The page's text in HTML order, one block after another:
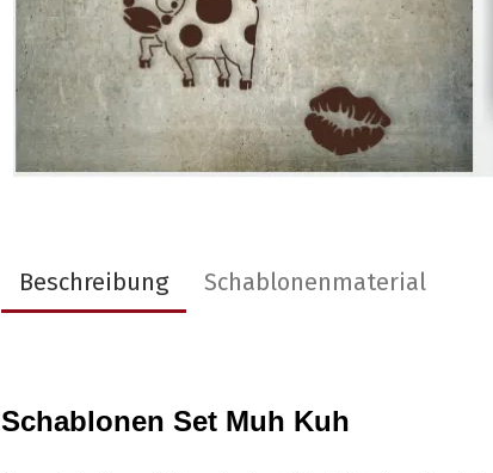
Beschreibung Schablonenmaterial
Schablonen Set Muh Kuh